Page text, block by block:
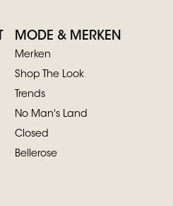
MODE & MERKEN
Merken
Shop The Look
Trends
No Man's Land
Closed
Bellerose